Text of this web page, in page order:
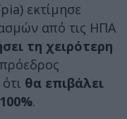
εκτίμησε
από τις ΗΠΑ
τη χειρότερη
θα επιβάλει
.